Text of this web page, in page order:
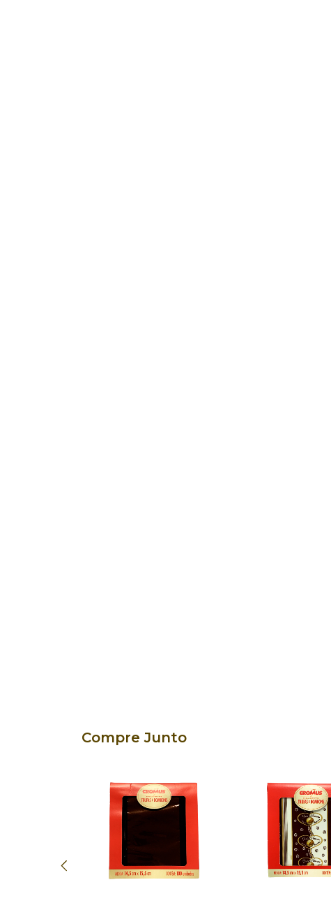
Compre Junto